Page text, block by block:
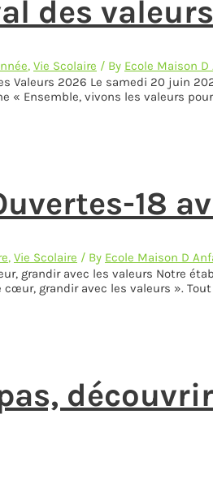
des
, Vie Scolaire / By Ecole Maison D
Valeurs 2026 Le samedi 20 juin
« Ensemble, vivons les valeurs
18
, Vie Scolaire / By Ecole Maison D
grandir avec les valeurs Notre
grandir avec les valeurs ».